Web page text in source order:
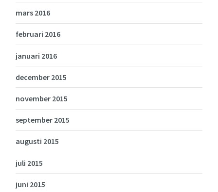
mars 2016
februari 2016
januari 2016
december 2015
november 2015
september 2015
augusti 2015
juli 2015
juni 2015